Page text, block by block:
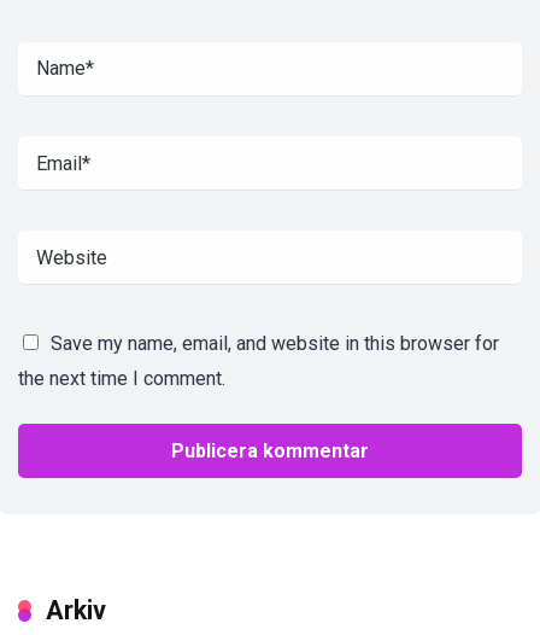
Save my name, email, and website in this browser for
the next time I comment.
Arkiv